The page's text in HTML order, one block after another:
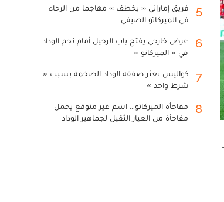
5
فريق إماراتي « يخطف » مهاجما من الرجاء
في الميركاتو الصيفي
6
عرض خارجي يفتح باب الرحيل أمام نجم الوداد
في « الميركاتو »
7
كواليس تعثر صفقة الوداد الضخمة بسبب «
شرط واحد »
8
مفاجأة الميركاتو... اسم غير متوقع يحمل
مفاجأة من العيار الثقيل لجماهير الوداد